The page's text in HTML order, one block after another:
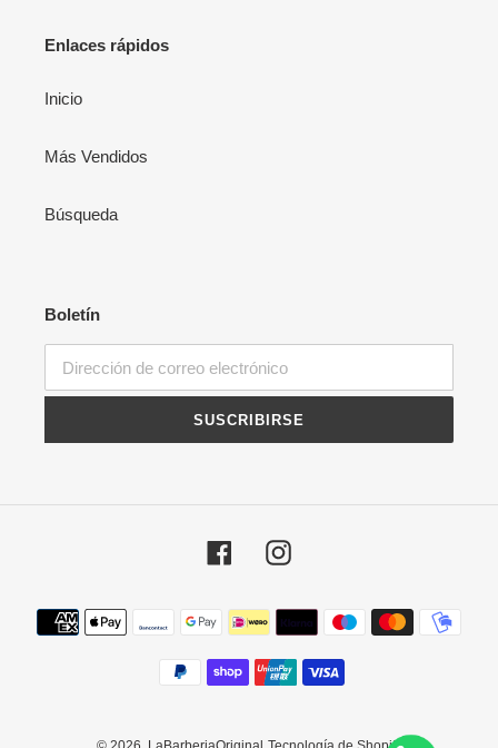
Enlaces rápidos
Inicio
Más Vendidos
Búsqueda
Boletín
SUSCRIBIRSE
FacebookInstagram
Métodos
de
pago